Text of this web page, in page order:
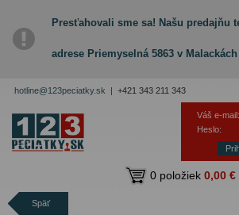
Presťahovali sme sa! Našu predajňu
adrese Priemyselná 5863 v Malackách
hotline@123peciatky.sk | +421 343 211 343
Váš e-mail:
Heslo:
0 položiek 0,00 €
Späť